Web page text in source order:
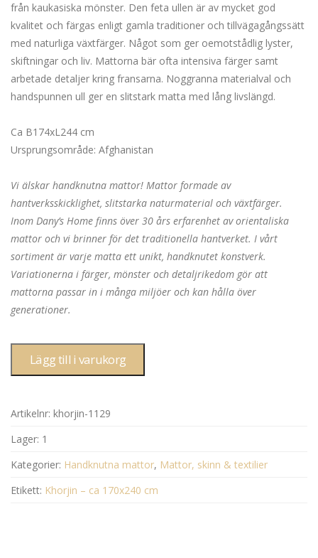
från kaukasiska mönster. Den feta ullen är av mycket god
kvalitet och färgas enligt gamla traditioner och tillvägagångssätt
med naturliga växtfärger. Något som ger oemotstådlig lyster,
skiftningar och liv. Mattorna bär ofta intensiva färger samt
arbetade detaljer kring fransarna. Noggranna materialval och
handspunnen ull ger en slitstark matta med lång livslängd.
Ca B174xL244 cm
Ursprungsområde: Afghanistan
Vi älskar handknutna mattor! Mattor formade av
hantverksskicklighet, slitstarka naturmaterial och växtfärger.
Inom Dany’s Home finns över 30 års erfarenhet av orientaliska
mattor och vi brinner för det traditionella hantverket. I vårt
sortiment är varje matta ett unikt, handknutet konstverk.
Variationerna i färger, mönster och detaljrikedom gör att
mattorna passar in i många miljöer och kan hålla över
generationer.
Lägg till i varukorg
Artikelnr: khorjin-1129
Lager: 1
Kategorier: Handknutna mattor, Mattor, skinn & textilier
Etikett: Khorjin – ca 170x240 cm